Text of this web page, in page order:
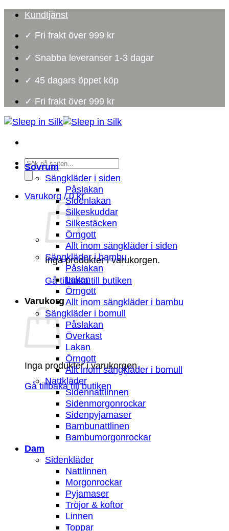
Skip
content
Kundtjänst
✓ Fri frakt över 999 kr
✓ Snabba leveranser 1-3 dagar
✓ 45 dagars öppet köp
✓ Fri frakt över 999 kr
Products
search
Varukorg /0kr
Inga produkter i varukorgen.
Gå tillbaka till butiken
Varukorg
Inga produkter i varukorgen.
Gå tillbaka till butiken
Sovrum
Sängkläder i siden
Påslakan
Sidenlakan
Silkeskuddar
Silkestäcken
Örngott
Allt inom sängkläder i siden
Sängkläder i bambu
Påslakan
Lakan
Örngott
Allt inom sängkläder i bambu
Sängkläder i bomull
Påslakan
Överkast
Lakan
Örngott
Allt inom sängkläder i bomull
Nattkläder
Sidennattlinnen
Sidenmorgonrockar
Sidenpyjamaser
Bambunattlinen
Bambumorgonrockar
Dam
Sidenkläder
Nattlinnen
Morgonrockar
Pyjamaser
Tröjor & koftor
Linnen
Toppar